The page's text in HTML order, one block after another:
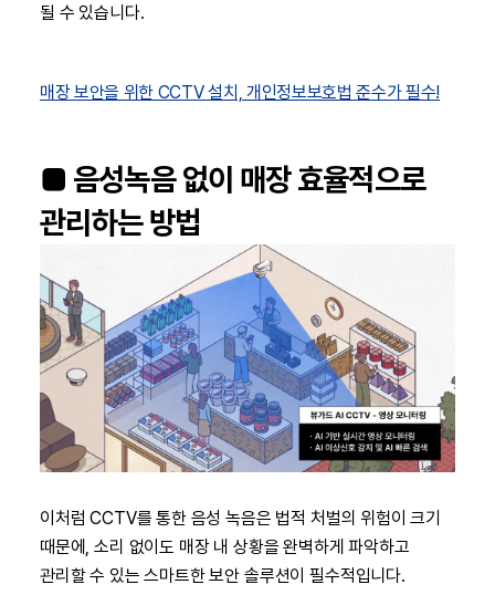
될 수 있습니다.
매장 보안을 위한 CCTV 설치, 개인정보보호법 준수가 필수!
■ 음성녹음 없이 매장 효율적으로
관리하는 방법
이처럼 CCTV를 통한 음성 녹음은 법적 처벌의 위험이 크기
때문에, 소리 없이도 매장 내 상황을 완벽하게 파악하고
관리할 수 있는 스마트한 보안 솔루션이 필수적입니다.